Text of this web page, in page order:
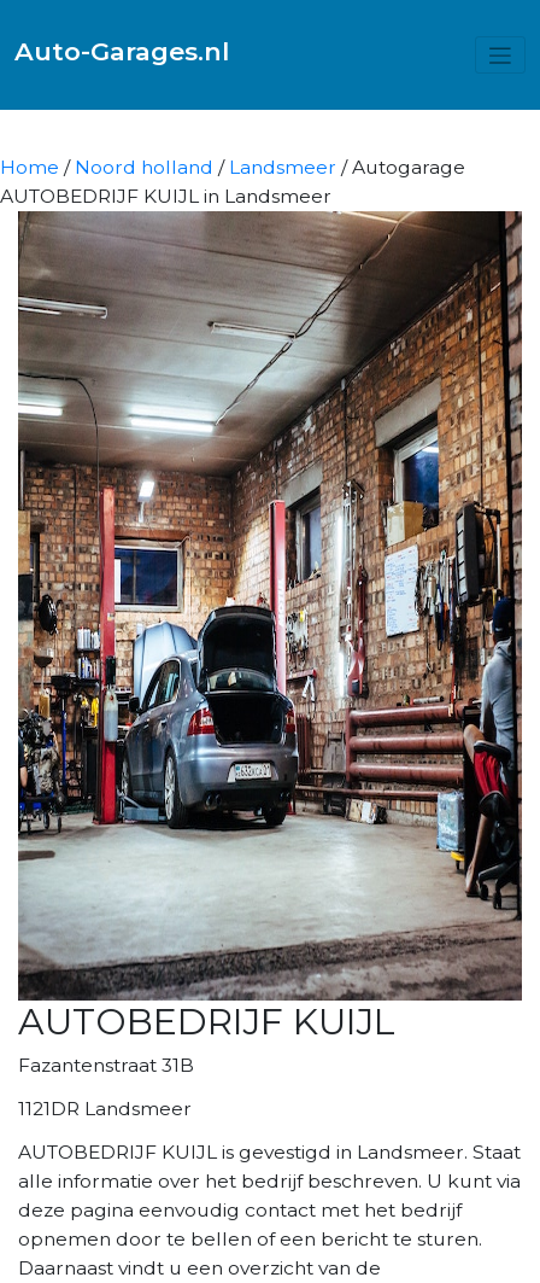
Auto-Garages.nl
Home / Noord holland / Landsmeer / Autogarage
AUTOBEDRIJF KUIJL in Landsmeer
AUTOBEDRIJF KUIJL
Fazantenstraat 31B
1121DR Landsmeer
AUTOBEDRIJF KUIJL is gevestigd in Landsmeer. Staat
alle informatie over het bedrijf beschreven. U kunt via
deze pagina eenvoudig contact met het bedrijf
opnemen door te bellen of een bericht te sturen.
Daarnaast vindt u een overzicht van de